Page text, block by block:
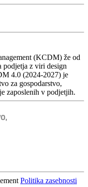
(KCDM) že od
podjetja z viri design
4.0 (2024-2027) je
za gospodarstvo,
zaposlenih v podjetjih.
Politika zasebnosti